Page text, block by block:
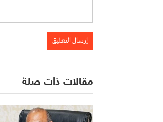
مقالات ذات صلة